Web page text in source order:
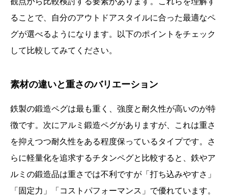
ることで、自分のアウトドアスタイルに合った最適なペ
グが選べるようになります。以下のポイントをチェック
して比較してみてください。
素材の違いと重さのバリエーション
鉄製の鍛造ペグは最も重く、強度と耐久性が高いのが特
徴です。次にアルミ鍛造ペグがありますが、これは重さ
を抑えつつ耐久性をある程度保っているタイプです。さ
らに軽量化を追求するチタンペグと比較すると、鉄やア
ルミの鍛造品は重さでは不利ですが「打ち込みやすさ」
「固定力」「コストパフォーマンス」で優れています。